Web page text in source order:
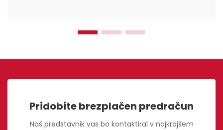
Pridobite brezplačen predračun
Naš predstavnik vas bo kontaktiral v najkrajšem